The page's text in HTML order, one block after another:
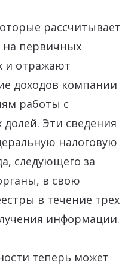
рассчитывает
на первичных
и отражают
доходов компании
работы с
Эти сведения
налоговую
следующего за
в свою
в течение трех
информации.
теперь может